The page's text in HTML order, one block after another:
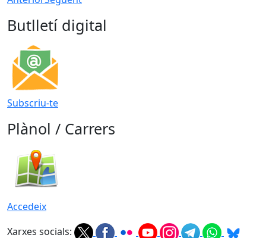
Butlletí digital
Subscriu-te
Plànol / Carrers
Accedeix
Xarxes socials: